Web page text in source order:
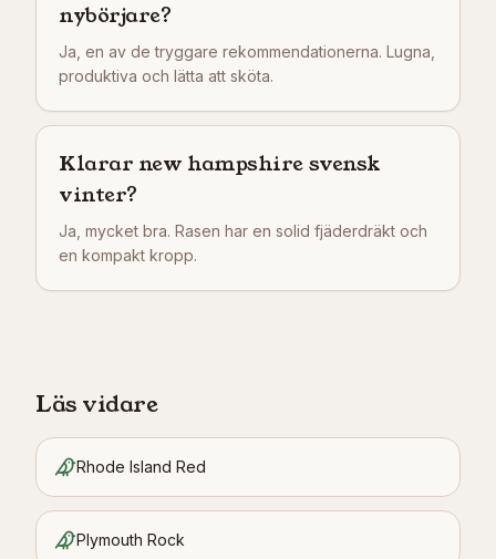
nybörjare?
Ja, en av de tryggare rekommendationerna. Lugna,
produktiva och lätta att sköta.
Klarar new hampshire svensk
vinter?
Ja, mycket bra. Rasen har en solid fjäderdräkt och
en kompakt kropp.
Läs vidare
Rhode Island Red
Plymouth Rock